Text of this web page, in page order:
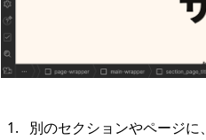
別のセクションやページ